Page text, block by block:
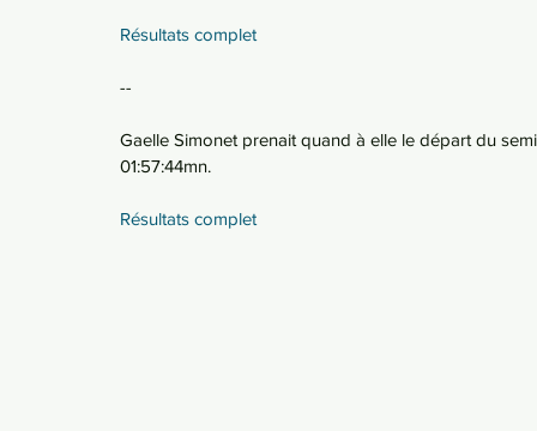
Résultats complet
--
Gaelle Simonet prenait quand à elle le départ du
01:57:44mn.
Résultats complet